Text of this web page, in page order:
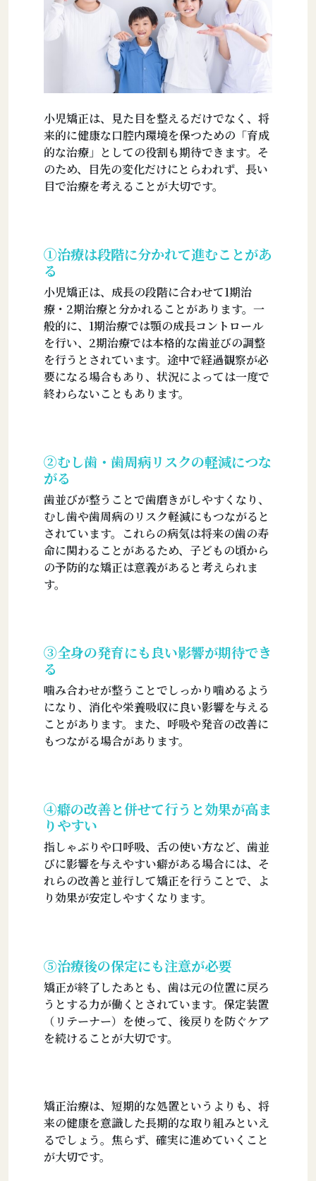
小児矯正は、見た目を整えるだけでなく、将
来的に健康な口腔内環境を保つための「育成
的な治療」としての役割も期待できます。そ
のため、目先の変化だけにとらわれず、長い
目で治療を考えることが大切です。
①治療は段階に分かれて進むことがあ
る
小児矯正は、成長の段階に合わせて1期治
療・2期治療と分かれることがあります。一
般的に、1期治療では顎の成長コントロール
を行い、2期治療では本格的な歯並びの調整
を行うとされています。途中で経過観察が必
要になる場合もあり、状況によっては一度で
終わらないこともあります。
②むし歯・歯周病リスクの軽減につな
がる
歯並びが整うことで歯磨きがしやすくなり、
むし歯や歯周病のリスク軽減にもつながると
されています。これらの病気は将来の歯の寿
命に関わることがあるため、子どもの頃から
の予防的な矯正は意義があると考えられま
す。
③全身の発育にも良い影響が期待でき
る
噛み合わせが整うことでしっかり噛めるよう
になり、消化や栄養吸収に良い影響を与える
ことがあります。また、呼吸や発音の改善に
もつながる場合があります。
④癖の改善と併せて行うと効果が高ま
りやすい
指しゃぶりや口呼吸、舌の使い方など、歯並
びに影響を与えやすい癖がある場合には、そ
れらの改善と並行して矯正を行うことで、よ
り効果が安定しやすくなります。
⑤治療後の保定にも注意が必要
矯正が終了したあとも、歯は元の位置に戻ろ
うとする力が働くとされています。保定装置
（リテーナー）を使って、後戻りを防ぐケア
を続けることが大切です。
矯正治療は、短期的な処置というよりも、将
来の健康を意識した長期的な取り組みといえ
るでしょう。焦らず、確実に進めていくこと
が大切です。